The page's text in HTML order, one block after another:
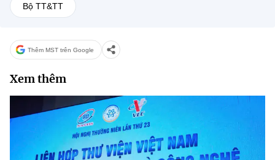
Bộ TT&TT
Thêm MST trên Google
Xem thêm